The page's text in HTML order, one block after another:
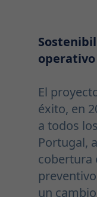
operativo
El
éxito, en
a todos
Portugal,
cobertura
un